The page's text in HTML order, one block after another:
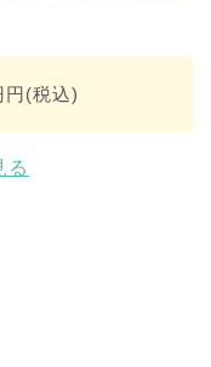
円(税込)
る